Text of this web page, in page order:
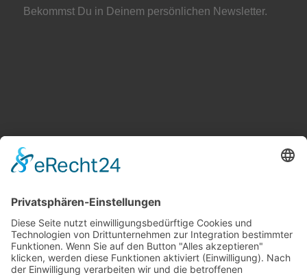
Bekommst Du in Deinem persönlichen Newsletter.